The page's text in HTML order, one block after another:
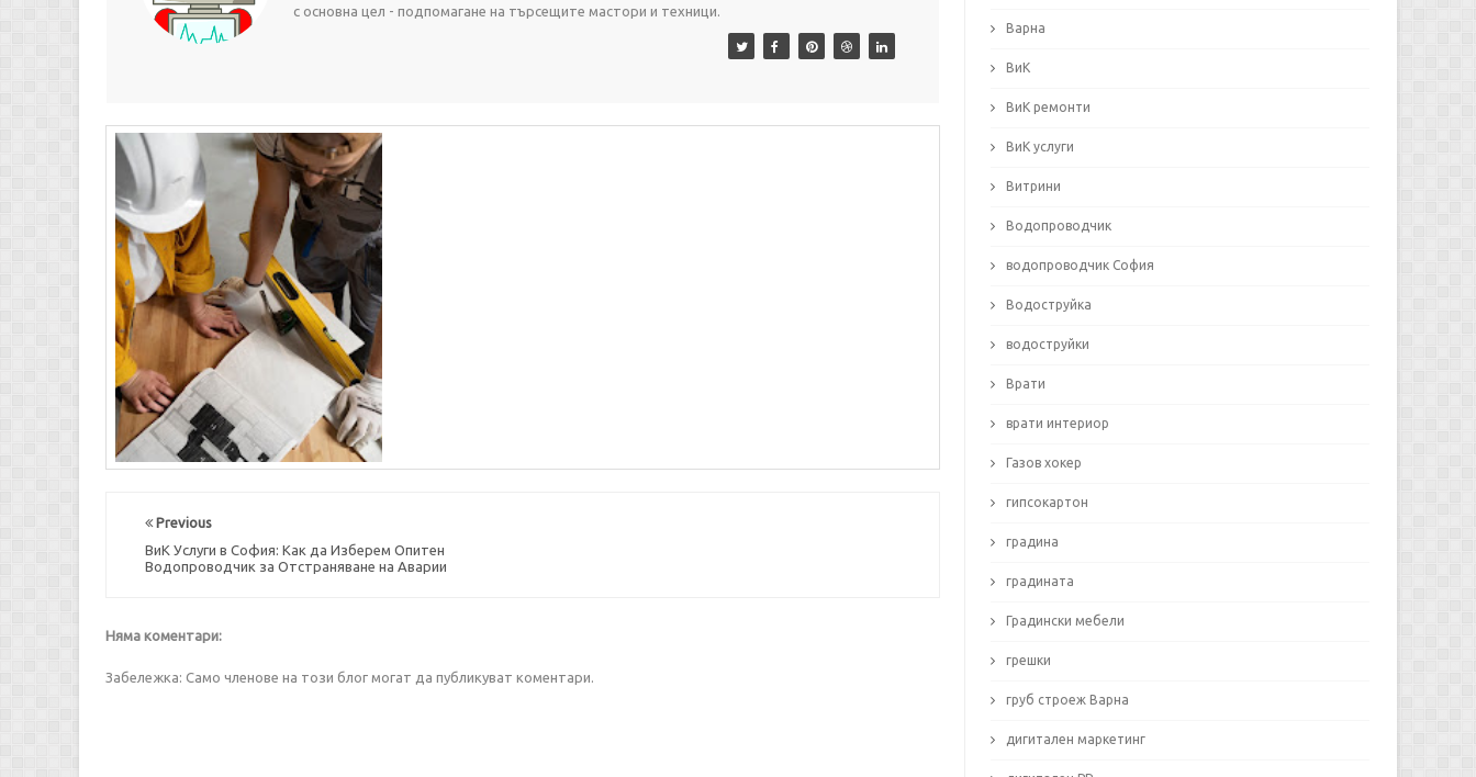
с основна цел - подпомагане на търсещите мастори и техници.
Previous
ВиК Услуги в София: Как да Изберем Опитен
Водопроводчик за Отстраняване на Аварии
Няма коментари:
Забележка: Само членове на този блог могат да публикуват коментари.
Варна
ВиК
ВиК ремонти
ВиК услуги
Витрини
Водопроводчик
водопроводчик София
Водоструйка
водоструйки
Врати
врати интериор
Газов хокер
гипсокартон
градина
градината
Градински мебели
грешки
груб строеж Варна
дигитален маркетинг